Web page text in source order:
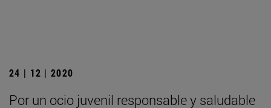
24 | 12 | 2020
Por un ocio juvenil responsable y saludable